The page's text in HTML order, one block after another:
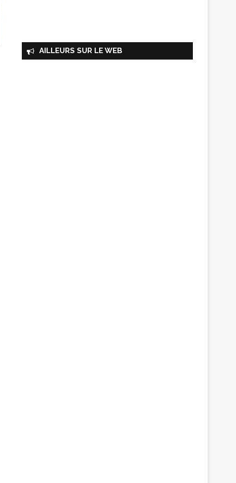
AILLEURS SUR LE WEB